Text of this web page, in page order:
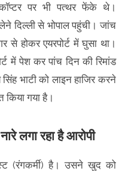
पर भी पत्थर फेंके थे।
दिल्ली से भोपाल पहुंची। जांच
से होकर एयरपोर्ट में घुसा था।
में पेश कर पांच दिन की रिमांड
सिंह भाटी को लाइन हाजिर करने
गया है।
लगा रहा है आरोपी
(रंगकर्मी) है। उसने खुद को